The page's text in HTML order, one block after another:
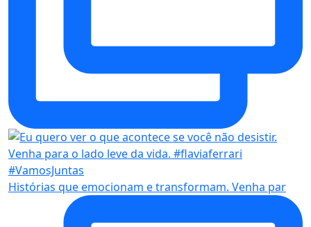
Histórias que emocionam e transformam. Venha par